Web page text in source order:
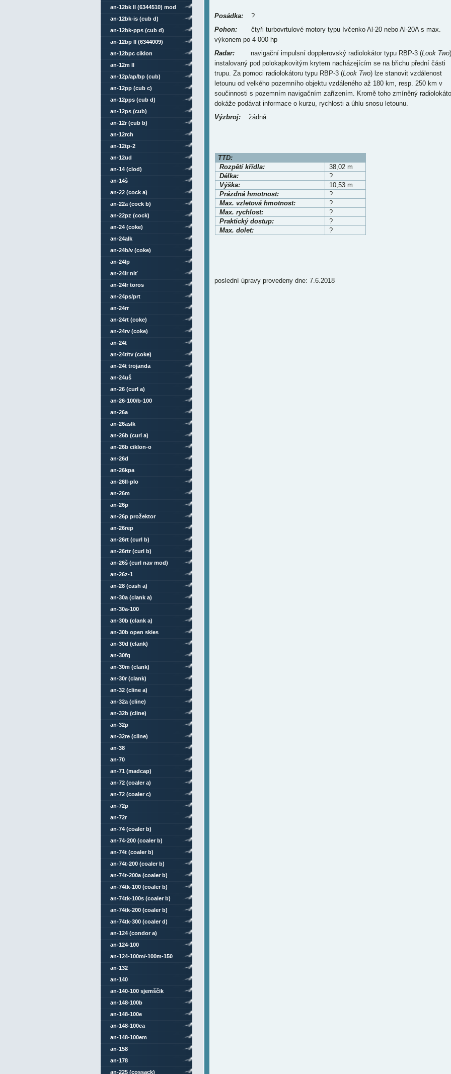
Posádka:?
Pohon:čtyři turbovrtulové motory typu Ivčenko Al-20 nebo Al-20A s max.
výkonem po 4 000 hp
Radar:navigační impulsní dopplerovský radiolokátor typu RBP-3 (Look Two
instalovaný pod polokapkovitým krytem nacházejícím se na břichu přední části
trupu. Za pomoci radiolokátoru typu RBP-3 (Look Two) lze stanovit vzdálenost
letounu od velkého pozemního objektu vzdáleného až 180 km, resp. 250 km v
součinnosti s pozemním navigačním zařízením. Kromě toho zmíněný
dokáže podávat informace o kurzu, rychlosti a úhlu snosu letounu.
Výzbroj:žádná
TTD:
Rozpětí křídla:
38,02 m
Délka:
?
Výška:
10,53 m
Prázdná hmotnost:
?
Max. vzletová hmotnost:
?
Max. rychlost:
?
Praktický dostup:
?
Max. dolet:
?
poslední úpravy provedeny dne: 7.6.2018
an-12bk ll (6344510) mod
an-12bk-is (cub d)
an-12bk-pps (cub d)
an-12bp ll (6344009)
an-12bpc ciklon
an-12m ll
an-12p/ap/bp (cub)
an-12pp (cub c)
an-12pps (cub d)
an-12ps (cub)
an-12r (cub b)
an-12rch
an-12tp-2
an-12ud
an-14 (clod)
an-14š
an-22 (cock a)
an-22a (cock b)
an-22pz (cock)
an-24 (coke)
an-24alk
an-24b/v (coke)
an-24lp
an-24lr niť
an-24lr toros
an-24ps/prt
an-24rr
an-24rt (coke)
an-24rv (coke)
an-24t
an-24t/tv (coke)
an-24t trojanda
an-24uš
an-26 (curl a)
an-26-100/b-100
an-26a
an-26aslk
an-26b (curl a)
an-26b ciklon-o
an-26d
an-26kpa
an-26ll-plo
an-26m
an-26p
an-26p prožektor
an-26rep
an-26rt (curl b)
an-26rtr (curl b)
an-26š (curl nav mod)
an-26z-1
an-28 (cash a)
an-30a (clank a)
an-30a-100
an-30b (clank a)
an-30b open skies
an-30d (clank)
an-30fg
an-30m (clank)
an-30r (clank)
an-32 (cline a)
an-32a (cline)
an-32b (cline)
an-32p
an-32re (cline)
an-38
an-70
an-71 (madcap)
an-72 (coaler a)
an-72 (coaler c)
an-72p
an-72r
an-74 (coaler b)
an-74-200 (coaler b)
an-74t (coaler b)
an-74t-200 (coaler b)
an-74t-200a (coaler b)
an-74tk-100 (coaler b)
an-74tk-100s (coaler b)
an-74tk-200 (coaler b)
an-74tk-300 (coaler d)
an-124 (condor a)
an-124-100
an-124-100m/-100m-150
an-132
an-140
an-140-100 sjemščik
an-148-100b
an-148-100e
an-148-100ea
an-148-100em
an-158
an-178
an-225 (cossack)